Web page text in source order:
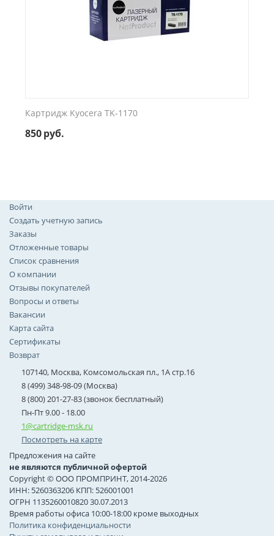
Картридж Kyocera TK-1170
850руб.
Войти
Создать учетную запись
Заказы
Отложенные товары
Список сравнения
О компании
Отзывы покупателей
Вопросы и ответы
Вакансии
Карта сайта
Сертификаты
Возврат
107140, Москва, Комсомольская пл., 1А стр.16
8 (499) 348-98-09 (Москва)
8 (800) 201-27-83 (звонок бесплатный)
Пн-Пт 9.00 - 18.00
1@cartridge-msk.ru
Посмотреть на карте
Предложения на сайте
не являются публичной офертой
Copyright © ООО ПРОМПРИНТ, 2014-2026
ИНН: 5260363206 КПП: 526001001
ОГРН 1135260010820 30.07.2013
Время работы офиса 10:00-18:00 кроме выходных
Политика конфиденциальности